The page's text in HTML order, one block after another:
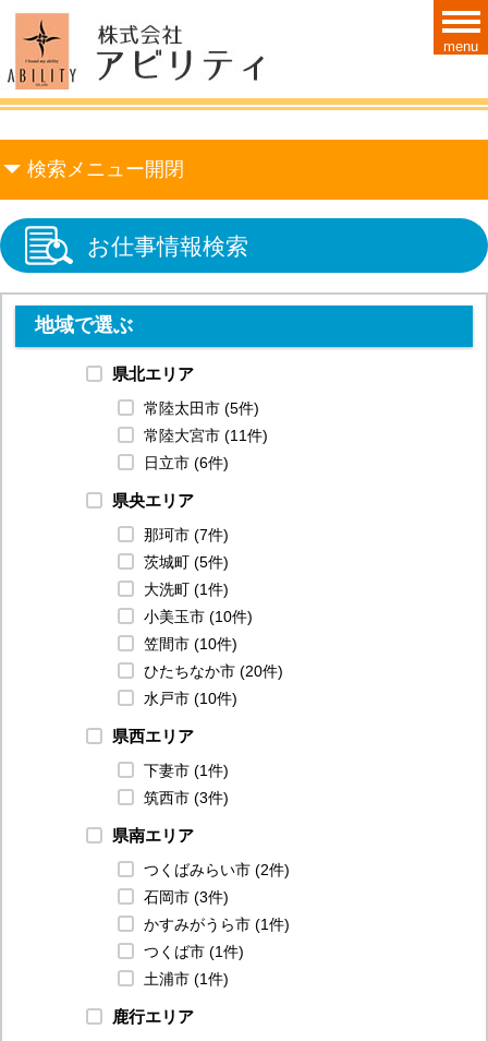
検索メニュー開閉
お仕事情報検索
地域で選ぶ
県北エリア
常陸太田市 (5件)
常陸大宮市 (11件)
日立市 (6件)
県央エリア
那珂市 (7件)
茨城町 (5件)
大洗町 (1件)
小美玉市 (10件)
笠間市 (10件)
ひたちなか市 (20件)
水戸市 (10件)
県西エリア
下妻市 (1件)
筑西市 (3件)
県南エリア
つくばみらい市 (2件)
石岡市 (3件)
かすみがうら市 (1件)
つくば市 (1件)
土浦市 (1件)
鹿行エリア
menu